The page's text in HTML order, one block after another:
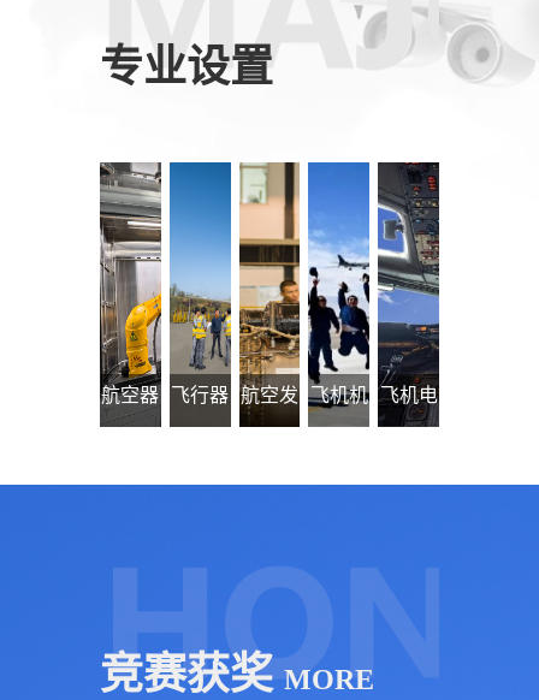
专业设置
航空器 飞行器 航空发 飞机机 飞机电
竞赛获奖 MORE